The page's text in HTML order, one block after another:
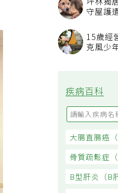
坪林獨
守屋護
15歲經
克風少
疾病百科
大腸直腸癌
骨質疏鬆症
B型肝炎（B